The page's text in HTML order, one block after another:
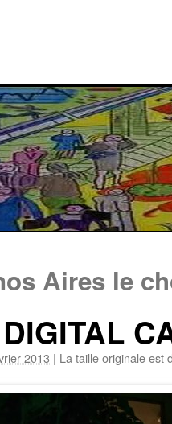
Aires le
2013 | La taille originale est